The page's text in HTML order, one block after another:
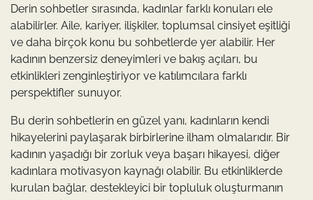
Derin sohbetler sırasında, kadınlar farklı konuları ele
alabilirler. Aile, kariyer, ilişkiler, toplumsal cinsiyet eşitliği
ve daha birçok konu bu sohbetlerde yer alabilir. Her
kadının benzersiz deneyimleri ve bakış açıları, bu
etkinlikleri zenginleştiriyor ve katılımcılara farklı
perspektifler sunuyor.
Bu derin sohbetlerin en güzel yanı, kadınların kendi
hikayelerini paylaşarak birbirlerine ilham olmalarıdır. Bir
kadının yaşadığı bir zorluk veya başarı hikayesi, diğer
kadınlara motivasyon kaynağı olabilir. Bu etkinliklerde
kurulan bağlar, destekleyici bir topluluk oluşturmanın